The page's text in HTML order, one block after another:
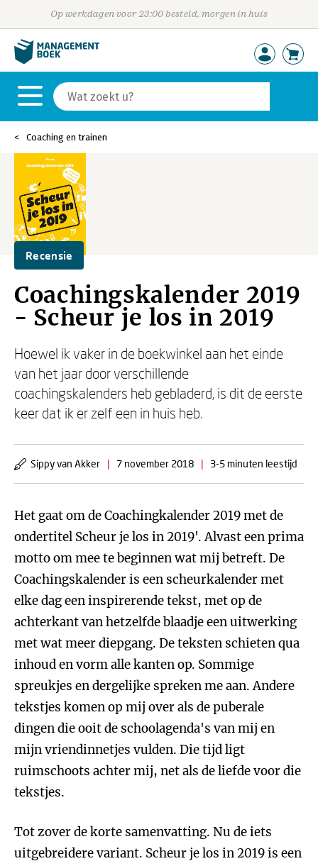
Op werkdagen voor 23:00 besteld, morgen in huis
Coaching en trainen
Recensie
Coachingskalender 2019
- Scheur je los in 2019
Hoewel ik vaker in de boekwinkel aan het einde
van het jaar door verschillende
coachingskalenders heb gebladerd, is dit de eerste
keer dat ik er zelf een in huis heb.
Sippy van Akker | 7 november 2018 | 3-5 minuten leestijd
Het gaat om de Coachingkalender 2019 met de
ondertitel Scheur je los in 2019'. Alvast een prima
motto om mee te beginnen wat mij betreft. De
Coachingskalender is een scheurkalender met
elke dag een inspirerende tekst, met op de
achterkant van hetzelfde blaadje een uitwerking
met wat meer diepgang. De teksten schieten qua
inhoud en vorm alle kanten op. Sommige
spreukjes en dergelijke spreken me aan. Andere
tekstjes komen op mij over als de puberale
dingen die ooit de schoolagenda's van mij en
mijn vriendinnetjes vulden. Die tijd ligt
ruimschoots achter mij, net als de liefde voor die
tekstjes.
Tot zover de korte samenvatting. Nu de iets
uitgebreidere variant. Scheur je los in 2019 is een